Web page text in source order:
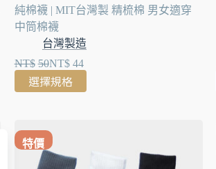
純棉襪 | MIT台灣製 精梳棉 男女適穿
中筒棉襪
台灣製造
NT$ 50NT$ 44
選擇規格
特價